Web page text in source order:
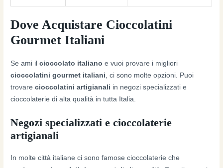
Dove Acquistare Cioccolatini
Gourmet Italiani
Se ami ilcioccolato italiano e vuoi provare i migliori
cioccolatini gourmet italiani , ci sono molte opzioni. Puoi
trovarecioccolatini artigianali in negozi specializzati e
cioccolaterie di alta qualità in tutta Italia.
Negozi specializzati e cioccolaterie
artigianali
In molte città italiane ci sono famose cioccolaterie che